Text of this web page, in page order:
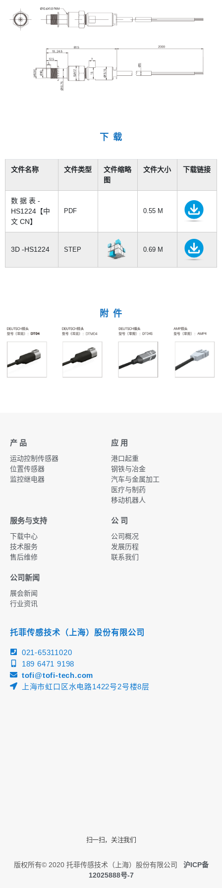
下 载
文件名称 文件类型
文件缩略
图
文件大小 下载链接
数 据 表 -
HS1224【中
文 CN】
PDF 0.55 M
3D -HS1224 STEP 0.69 M
附 件
产 品
运动控制传感器
位置传感器
监控继电器
应 用
港口起重
钢铁与冶金
汽车与金属加工
医疗与制药
移动机器人
服务与支持
下载中心
技术服务
售后维修
公 司
公司概况
发展历程
联系我们
公司新闻
展会新闻
行业资讯
托菲传感技术（上海）股份有限公司
021-65311020
189 6471 9198
tofi@tofi-tech.com
上海市虹口区水电路1422号2号楼8层
扫一扫，关注我们
版权所有© 2020 托菲传感技术（上海）股份有限公司
沪ICP备
12025888号-7